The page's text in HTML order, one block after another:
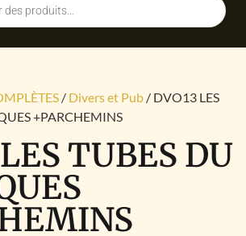
/ Divers et Pub / DVO13 LES
+PARCHEMINS
TUBES DU